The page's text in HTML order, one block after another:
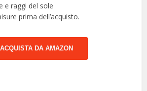
e raggi del sole
prima dell’acquisto.
ACQUISTA DA AMAZON